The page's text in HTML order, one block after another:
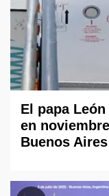
El papa
en
Buenos